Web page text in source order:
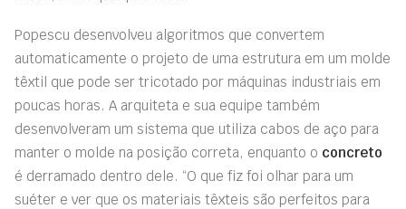
Popescu desenvolveu algoritmos que convertem
automaticamente o projeto de uma estrutura em um molde
têxtil que pode ser tricotado por máquinas industriais em
poucas horas. A arquiteta e sua equipe também
desenvolveram um sistema que utiliza cabos de aço para
manter o molde na posição correta, enquanto o concreto
é derramado dentro dele. “O que fiz foi olhar para um
suéter e ver que os materiais têxteis são perfeitos para